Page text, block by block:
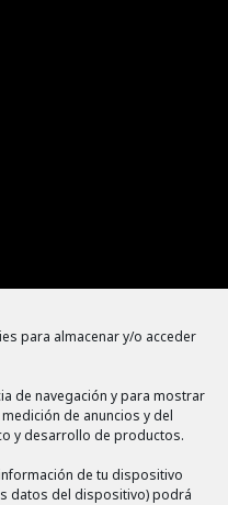
para almacenar y/o acceder
de navegación y para mostrar
de anuncios y del
y desarrollo de productos.
de tu dispositivo
datos del dispositivo) podrá